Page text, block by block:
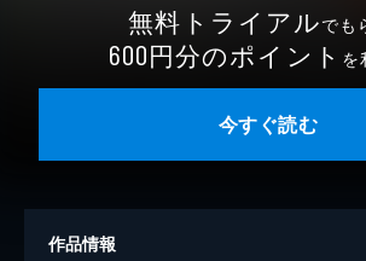
無料トライアルでも
600円分のポイント を
今すぐ読む
作品情報